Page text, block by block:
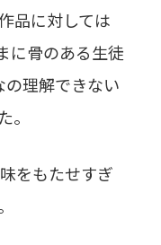
品に対しては
に骨のある生徒
理解できない
。
をもたせすぎ